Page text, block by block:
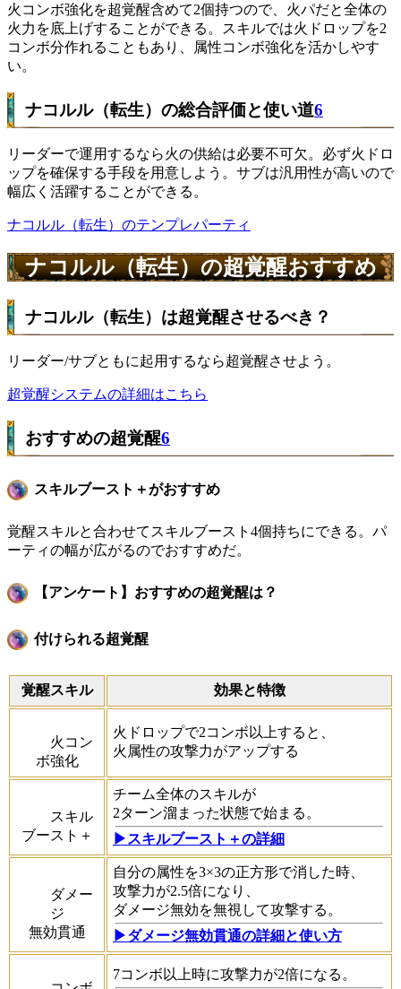
火コンボ強化を超覚醒含めて2個持つので、火パだと全体の
火力を底上げすることができる。スキルでは火ドロップを2
コンボ分作れることもあり、属性コンボ強化を活かしやす
い。
ナコルル（転生）の総合評価と使い道6
リーダーで運用するなら火の供給は必要不可欠。必ず火ドロ
ップを確保する手段を用意しよう。サブは汎用性が高いので
幅広く活躍することができる。
ナコルル（転生）のテンプレパーティ
ナコルル（転生）の超覚醒おすすめ
ナコルル（転生）は超覚醒させるべき？
リーダー/サブともに起用するなら超覚醒させよう。
超覚醒システムの詳細はこちら
おすすめの超覚醒6
スキルブースト＋がおすすめ
覚醒スキルと合わせてスキルブースト4個持ちにできる。パ
ーティの幅が広がるのでおすすめだ。
【アンケート】おすすめの超覚醒は？
付けられる超覚醒
覚醒スキル 効果と特徴
火コン
ボ強化
火ドロップで2コンボ以上すると、
火属性の攻撃力がアップする
スキル
ブースト＋
チーム全体のスキルが
2ターン溜まった状態で始まる。
▶スキルブースト＋の詳細
ダメー
ジ
無効貫通
自分の属性を3×3の正方形で消した時、
攻撃力が2.5倍になり、
ダメージ無効を無視して攻撃する。
▶ダメージ無効貫通の詳細と使い方
7コンボ以上時に攻撃力が2倍になる。